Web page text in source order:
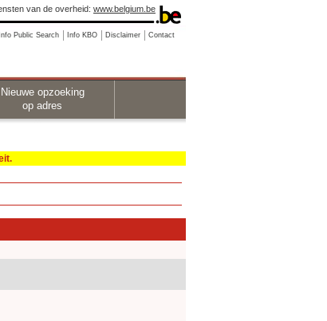
van de overheid: www.belgium.be
Info Public Search Info KBO Disclaimer Contact
Nieuwe opzoeking
op adres